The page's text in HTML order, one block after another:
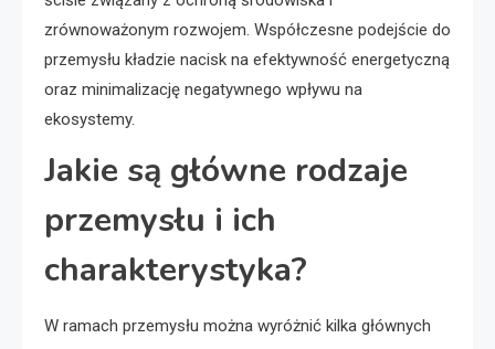
zrównoważonym rozwojem. Współczesne podejście do
przemysłu kładzie nacisk na efektywność energetyczną
oraz minimalizację negatywnego wpływu na
ekosystemy.
Jakie są główne rodzaje
przemysłu i ich
charakterystyka?
W ramach przemysłu można wyróżnić kilka głównych